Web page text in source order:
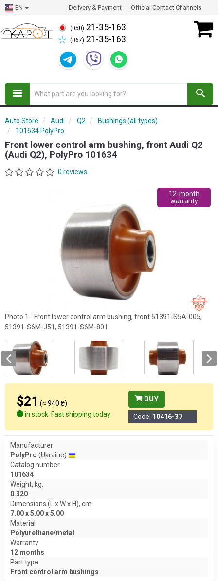
EN Delivery & Payment Official Contact Channels
(050) 21-35-163
(067) 21-35-163
Auto Store Audi Q2
Bushings (all types)
101634 PolyPro
Front lower control arm bushing, front Audi Q2
(Audi Q2), PolyPro 101634
0 reviews
12-month
warranty
Photo 1 - Front lower control arm bushing, front 51391-S5A-005,
51391-S6M-J51, 51391-S6M-801
$21 (≈ 940 ₴)
in stock. Fast shipping today
BUY
Code: 10416-37
Manufacturer
PolyPro (Ukraine)
Catalog number
101634
Weight, kg:
0.320
Dimensions (L x W x H), cm:
7.00 x 5.00 x 5.00
Material
Polyurethane/metal
Warranty
12 months
Part type
Front control arm bushings